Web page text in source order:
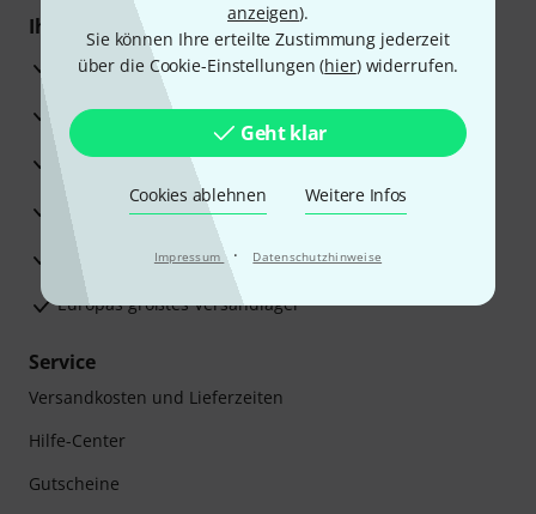
anzeigen).
Sie können Ihre erteilte Zustimmung jederzeit
über die Cookie-Einstellungen (hier) widerrufen.
Geht klar
Cookies ablehnen Weitere Infos
Impressum · Datenschutzhinweise
Ihre Vorteile
3 Jahre Thomann Garantie
30 Tage Money-Back-Garantie
Reparaturservice
Beratung durch Fachexperten
Zufriedenheitsgarantie
Europas größtes Versandlager
Service
Versandkosten und Lieferzeiten
Hilfe-Center
Gutscheine